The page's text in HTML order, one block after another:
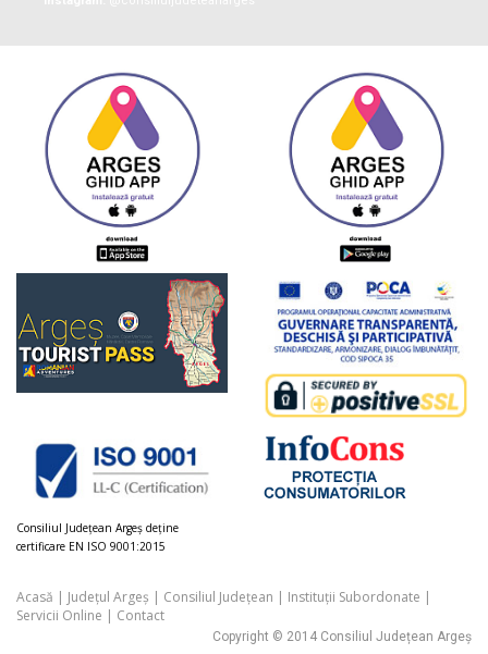
Consiliul Judeţean Argeș deţine
certificare EN ISO 9001:2015
Acasă | Județul Argeș | Consiliul Județean | Instituții Subordonate |
Servicii Online | Contact
Copyright © 2014 Consiliul Județean Argeș